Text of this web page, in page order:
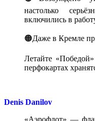
настолько
включились в
🟠Даже в Кремле
Летайте
перфокартах
Denis Danilov
«Аэрофлот» —